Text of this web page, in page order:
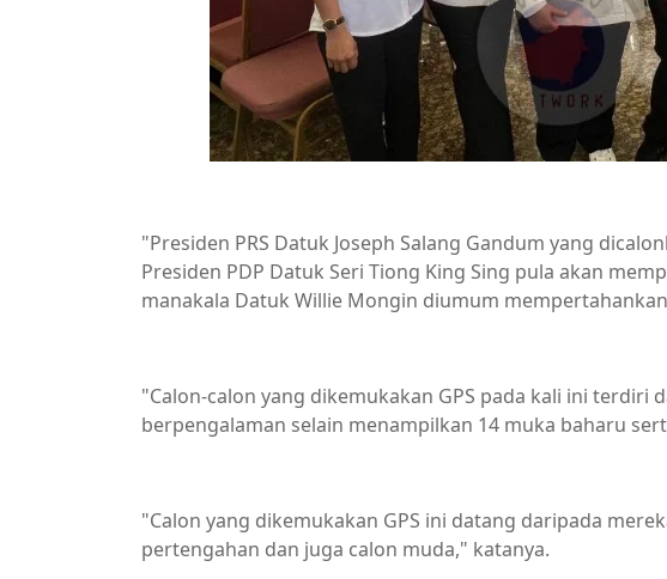
"Presiden PRS Datuk Joseph Salang Gandum yang
Presiden PDP Datuk Seri Tiong King Sing pula akan
manakala Datuk Willie Mongin diumum
"Calon-calon yang dikemukakan GPS pada kali ini terdiri
berpengalaman selain menampilkan 14 muka baharu
"Calon yang dikemukakan GPS ini datang daripada
pertengahan dan juga calon muda," katanya.